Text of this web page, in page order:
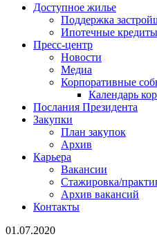
Доступное жилье
Поддержка
Ипотечные
Пресс-центр
Новости
Медиа
Корпоративные
Календарь
Послания Президента
Закупки
План закупок
Архив
Карьера
Вакансии
Стажировка/
Архив вакансий
Контакты
01.07.2020